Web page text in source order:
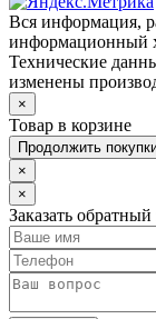
Вся информация,
информационный
Технические
изменены
×
Товар в корзине
Продолжить
×
×
Заказать